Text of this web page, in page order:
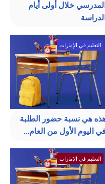
المدرسي خلال أولى أيام
الدراسة
التعليم في الإمارات
هي نسبة حضور الطلبة
اليوم الأول من العام...
التعليم في الإمارات